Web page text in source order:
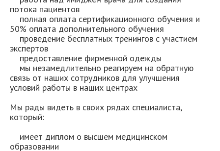
потока пациентов
полная оплата сертификационного обучения и
50% оплата дополнительного обучения
проведение бесплатных тренингов с участием
экспертов
предоставление фирменной одежды
мы незамедлительно реагируем на обратную
связь от наших сотрудников для улучшения
условий работы в наших центрах
Мы рады видеть в своих рядах специалиста,
который:
имеет диплом о высшем медицинском
образовании